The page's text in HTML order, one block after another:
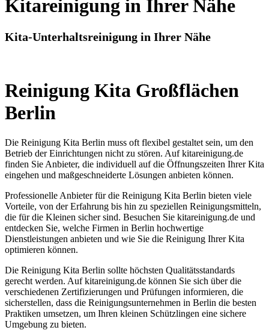
Kitareinigung in Ihrer Nähe
Kita-Unterhaltsreinigung in Ihrer Nähe
Reinigung Kita Großflächen
Berlin
Die Reinigung Kita Berlin muss oft flexibel gestaltet sein, um den
Betrieb der Einrichtungen nicht zu stören. Auf kitareinigung.de
finden Sie Anbieter, die individuell auf die Öffnungszeiten Ihrer Kita
eingehen und maßgeschneiderte Lösungen anbieten können.
Professionelle Anbieter für die Reinigung Kita Berlin bieten viele
Vorteile, von der Erfahrung bis hin zu speziellen Reinigungsmitteln,
die für die Kleinen sicher sind. Besuchen Sie kitareinigung.de und
entdecken Sie, welche Firmen in Berlin hochwertige
Dienstleistungen anbieten und wie Sie die Reinigung Ihrer Kita
optimieren können.
Die Reinigung Kita Berlin sollte höchsten Qualitätsstandards
gerecht werden. Auf kitareinigung.de können Sie sich über die
verschiedenen Zertifizierungen und Prüfungen informieren, die
sicherstellen, dass die Reinigungsunternehmen in Berlin die besten
Praktiken umsetzen, um Ihren kleinen Schützlingen eine sichere
Umgebung zu bieten.